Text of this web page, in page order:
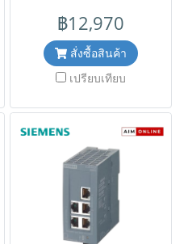
ราคาพิเศษและสอบถามข้อมูล
เพิ่มเติมติดต่อ Mobile : 063-
879-9917Line ID :
5290 (สินค้ายังไม่รวมภาษี
มูลค่าเพิ่ม,ค่าขนส่ง ,ราคาอาจมี
การเปลี่ยนแปลงได้ โดยไม่แจ้ง
ให้ทราบล่วงหน้า) #SI
฿12,970
สั่งซื้อสินค้า
เปรียบเทียบ